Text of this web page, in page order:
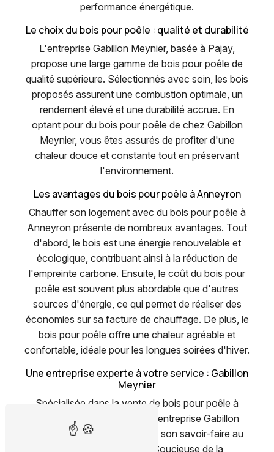
performance énergétique.
Le choix du bois pour poêle : qualité et durabilité
L'entreprise Gabillon Meynier, basée à Pajay,
propose une large gamme de bois pour poêle de
qualité supérieure. Sélectionnés avec soin, les bois
proposés assurent une combustion optimale, un
rendement élevé et une durabilité accrue. En
optant pour du bois pour poêle de chez Gabillon
Meynier, vous êtes assurés de profiter d'une
chaleur douce et constante tout en préservant
l'environnement.
Les avantages du bois pour poêle à Anneyron
Chauffer son logement avec du bois pour poêle à
Anneyron présente de nombreux avantages. Tout
d'abord, le bois est une énergie renouvelable et
écologique, contribuant ainsi à la réduction de
l'empreinte carbone. Ensuite, le coût du bois pour
poêle est souvent plus abordable que d'autres
sources d'énergie, ce qui permet de réaliser des
économies sur sa facture de chauffage. De plus, le
bois pour poêle offre une chaleur agréable et
confortable, idéale pour les longues soirées d'hiver.
Une entreprise experte à votre service : Gabillon
Meynier
Spécialisée dans la vente de bois pour poêle à
Anneyron et ses environs, l'entreprise Gabillon
Meynier met son expertise et son savoir-faire au
service de sa clientèle. Soucieuse de la